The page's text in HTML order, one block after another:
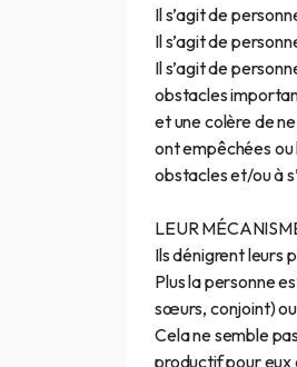
Il s’agit de
Il s’agit de
Il s’agit de
obstacles
et une colère de
ont empêchées ou
obstacles et/ou à
LEUR
Ils dénigrent leurs
Plus la personne
sœurs, conjoint) ou
Cela ne semble
productif pour eux